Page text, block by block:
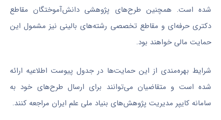
شده است. همچنین طرح‌های پژوهشی دانش‌آموختگان مقاطع
دکتری حرفه‌ای و مقاطع تخصصی رشته‌های بالینی نیز مشمول این
حمایت مالی خواهند بود.
شرایط بهره‌مندی از این حمایت‌ها در جدول پیوست اطلاعیه ارائه
شده است و متقاضیان می‌توانند برای ارسال طرح‌های خود به
سامانه کایپر مدیریت پژوهش‌های بنیاد ملی علم ایران مراجعه کنند.